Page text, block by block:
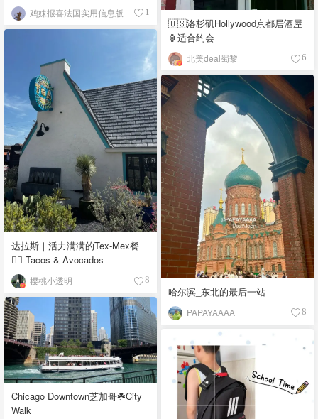
鸡妹报喜法国实用信息版 1
🇺🇸洛杉矶Hollywood京都居酒屋
🏮适合约会
北美deal蜀黎 6
达拉斯｜活力满满的Tex-Mex餐
👉🏼 Tacos & Avocados
樱桃小透明 8
哈尔滨_东北的最后一站
PAPAYAAAA 8
Chicago Downtown芝加哥☘️City
Walk